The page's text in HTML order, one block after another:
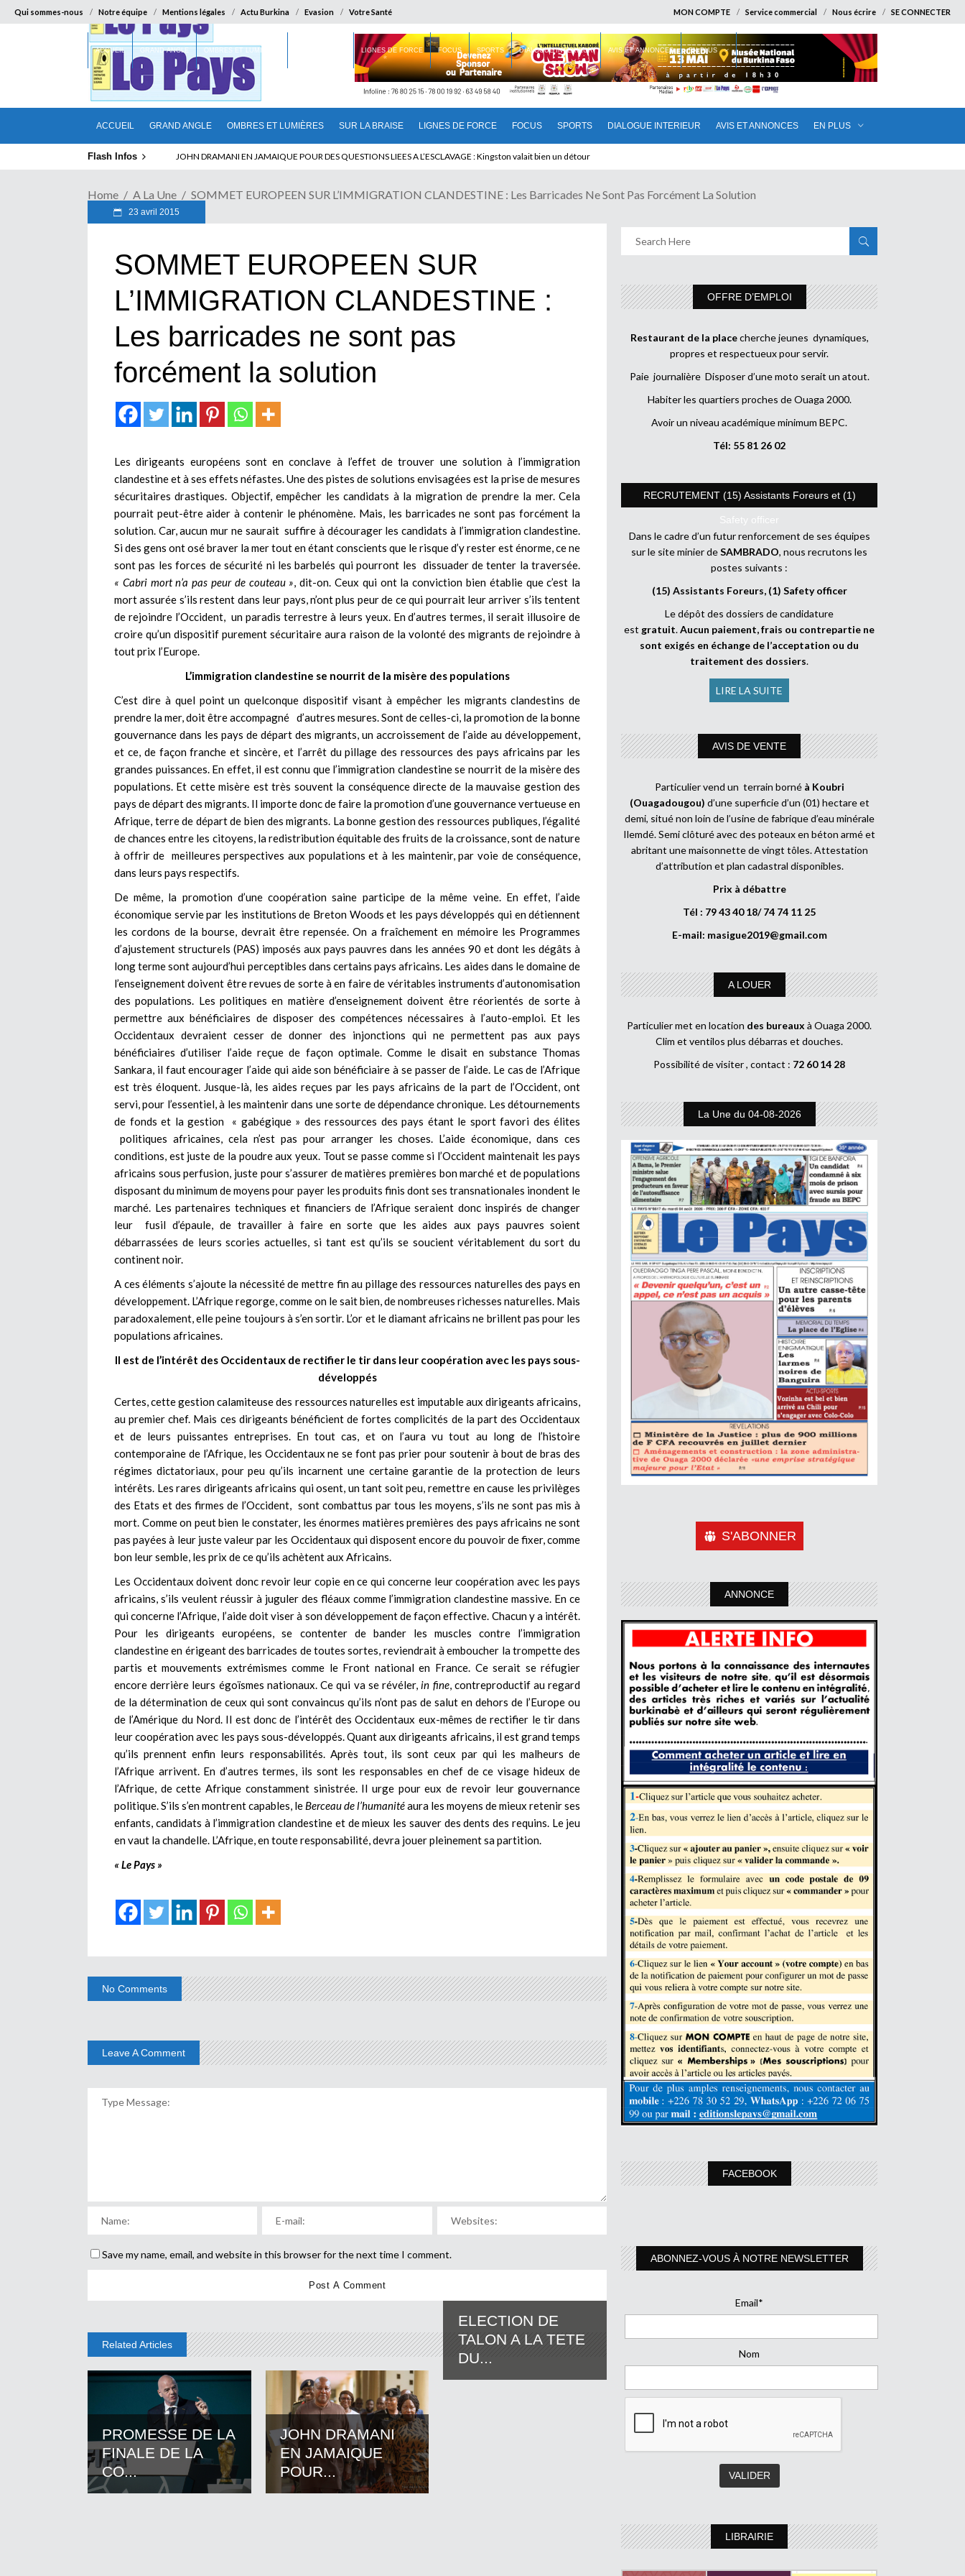
Qui sommes-nous Notre équipe Mentions légales Actu Burkina Evasion Votre Santé MON COMPTE Service commercial Nous écrire SE CONNECTER
ACCUEIL GRAND ANGLE OMBRES ET LUMIÈRES SUR LA BRAISE LIGNES DE FORCE FOCUS SPORTS DIALOGUE INTERIEUR AVIS ET ANNONCES EN PLUS
ACCUEIL GRAND ANGLE OMBRES ET LUMIÈRES LIGNES DE FORCE FOCUS SPORTS DIALOGUE INTERIEUR AVIS ET ANNONCES EN PLUS
Flash Infos ELECTION DE TALON A LA TETE DU SENAT BENINOIS : Quand Patrice quitte le pouvoir sans partir !
Home A La Une SOMMET EUROPEEN SUR L’IMMIGRATION CLANDESTINE : Les Barricades Ne Sont Pas Forcément La Solution
23 avril 2015
SOMMET EUROPEEN SUR
L’IMMIGRATION CLANDESTINE :
Les barricades ne sont pas
forcément la solution
Les dirigeants européens sont en conclave à l’effet de trouver une solution à l’immigration
clandestine et à ses effets néfastes. Une des pistes de solutions envisagées est la prise de mesures
sécuritaires drastiques. Objectif, empêcher les candidats à la migration de prendre la mer. Cela
pourrait peut-être aider à contenir le phénomène. Mais, les barricades ne sont pas forcément la
solution. Car, aucun mur ne saurait suffire à décourager les candidats à l’immigration clandestine.
Si des gens ont osé braver la mer tout en étant conscients que le risque d’y rester est énorme, ce ne
sont pas les forces de sécurité ni les barbelés qui pourront les dissuader de tenter la traversée.
« Cabri mort n’a pas peur de couteau », dit-on. Ceux qui ont la conviction bien établie que c’est la
mort assurée s’ils restent dans leur pays, n’ont plus peur de ce qui pourrait leur arriver s’ils tentent
de rejoindre l’Occident, un paradis terrestre à leurs yeux. En d’autres termes, il serait illusoire de
croire qu’un dispositif purement sécuritaire aura raison de la volonté des migrants de rejoindre à
tout prix l’Europe.
L’immigration clandestine se nourrit de la misère des populations
C’est dire à quel point un quelconque dispositif visant à empêcher les migrants clandestins de
prendre la mer, doit être accompagné d’autres mesures. Sont de celles-ci, la promotion de la bonne
gouvernance dans les pays de départ des migrants, un accroissement de l’aide au développement,
et ce, de façon franche et sincère, et l’arrêt du pillage des ressources des pays africains par les
grandes puissances. En effet, il est connu que l’immigration clandestine se nourrit de la misère des
populations. Et cette misère est très souvent la conséquence directe de la mauvaise gestion des
pays de départ des migrants. Il importe donc de faire la promotion d’une gouvernance vertueuse en
Afrique, terre de départ de bien des migrants. La bonne gestion des ressources publiques, l’égalité
de chances entre les citoyens, la redistribution équitable des fruits de la croissance, sont de nature
à offrir de meilleures perspectives aux populations et à les maintenir, par voie de conséquence,
dans leurs pays respectifs.
De même, la promotion d’une coopération saine participe de la même veine. En effet, l’aide
économique servie par les institutions de Breton Woods et les pays développés qui en détiennent
les cordons de la bourse, devrait être repensée. On a fraîchement en mémoire les Programmes
d’ajustement structurels (PAS) imposés aux pays pauvres dans les années 90 et dont les dégâts à
long terme sont aujourd’hui perceptibles dans certains pays africains. Les aides dans le domaine de
l’enseignement doivent être revues de sorte à en faire de véritables instruments d’autonomisation
des populations. Les politiques en matière d’enseignement doivent être réorientés de sorte à
permettre aux bénéficiaires de disposer des compétences nécessaires à l’auto-emploi. Et les
Occidentaux devraient cesser de donner des injonctions qui ne permettent pas aux pays
bénéficiaires d’utiliser l’aide reçue de façon optimale. Comme le disait en substance Thomas
Sankara, il faut encourager l’aide qui aide son bénéficiaire à se passer de l’aide. Le cas de l’Afrique
est très éloquent. Jusque-là, les aides reçues par les pays africains de la part de l’Occident, ont
servi, pour l’essentiel, à les maintenir dans une sorte de dépendance chronique. Les détournements
de fonds et la gestion « gabégique » des ressources des pays étant le sport favori des élites
politiques africaines, cela n’est pas pour arranger les choses. L’aide économique, dans ces
conditions, est juste de la poudre aux yeux. Tout se passe comme si l’Occident maintenait les pays
africains sous perfusion, juste pour s’assurer de matières premières bon marché et de populations
disposant du minimum de moyens pour payer les produits finis dont ses transnationales inondent le
marché. Les partenaires techniques et financiers de l’Afrique seraient donc inspirés de changer
leur fusil d’épaule, de travailler à faire en sorte que les aides aux pays pauvres soient
débarrassées de leurs scories actuelles, si tant est qu’ils se soucient véritablement du sort du
continent noir.
A ces éléments s’ajoute la nécessité de mettre fin au pillage des ressources naturelles des pays en
développement. L’Afrique regorge, comme on le sait bien, de nombreuses richesses naturelles. Mais
paradoxalement, elle peine toujours à s’en sortir. L’or et le diamant africains ne brillent pas pour les
populations africaines.
Il est de l’intérêt des Occidentaux de rectifier le tir dans leur coopération avec les pays sous-
développés
Certes, cette gestion calamiteuse des ressources naturelles est imputable aux dirigeants africains,
au premier chef. Mais ces dirigeants bénéficient de fortes complicités de la part des Occidentaux
et de leurs puissantes entreprises. En tout cas, et on l’aura vu tout au long de l’histoire
contemporaine de l’Afrique, les Occidentaux ne se font pas prier pour soutenir à bout de bras des
régimes dictatoriaux, pour peu qu’ils incarnent une certaine garantie de la protection de leurs
intérêts. Les rares dirigeants africains qui osent, un tant soit peu, remettre en cause les privilèges
des Etats et des firmes de l’Occident, sont combattus par tous les moyens, s’ils ne sont pas mis à
mort. Comme on peut bien le constater, les énormes matières premières des pays africains ne sont
pas payées à leur juste valeur par les Occidentaux qui disposent encore du pouvoir de fixer, comme
bon leur semble, les prix de ce qu’ils achètent aux Africains.
Les Occidentaux doivent donc revoir leur copie en ce qui concerne leur coopération avec les pays
africains, s’ils veulent réussir à juguler des fléaux comme l’immigration clandestine massive. En ce
qui concerne l’Afrique, l’aide doit viser à son développement de façon effective. Chacun y a intérêt.
Pour les dirigeants européens, se contenter de bander les muscles contre l’immigration
clandestine en érigeant des barricades de toutes sortes, reviendrait à emboucher la trompette des
partis et mouvements extrémismes comme le Front national en France. Ce serait se réfugier
encore derrière leurs égoïsmes nationaux. Ce qui va se révéler,in fine, contreproductif au regard
de la détermination de ceux qui sont convaincus qu’ils n’ont pas de salut en dehors de l’Europe ou
de l’Amérique du Nord. Il est donc de l’intérêt des Occidentaux eux-mêmes de rectifier le tir dans
leur coopération avec les pays sous-développés. Quant aux dirigeants africains, il est grand temps
qu’ils prennent enfin leurs responsabilités. Après tout, ils sont ceux par qui les malheurs de
l’Afrique arrivent. En d’autres termes, ils sont les responsables en chef de ce visage hideux de
l’Afrique, de cette Afrique constamment sinistrée. Il urge pour eux de revoir leur gouvernance
politique. S’ils s’en montrent capables, le Berceau de l’humanitéaura les moyens de mieux retenir ses
enfants, candidats à l’immigration clandestine et de mieux les sauver des dents des requins. Le jeu
en vaut la chandelle. L’Afrique, en toute responsabilité, devra jouer pleinement sa partition.
« Le Pays »
No Comments
Leave A Comment
Save my name, email, and website in this browser for the next time I comment.
Related Articles
PROMESSE DE LA
FINALE DE LA
CO...
JOHN DRAMANI
EN JAMAIQUE
POUR...
ELECTION DE
TALON A LA TETE
DU...
OFFRE D’EMPLOI
Restaurant de la placecherche jeunes dynamiques,
propres et respectueux pour servir.
Paie journalière Disposer d’une moto serait un atout.
Habiter les quartiers proches de Ouaga 2000.
Avoir un niveau académique minimum BEPC.
Tél: 55 81 26 02
RECRUTEMENT (15) Assistants Foreurs et (1)
Safety officer
Dans le cadre d’un futur renforcement de ses équipes
sur le site minier deSAMBRADO, nous recrutons les
postes suivants :
(15) Assistants Foreurs, (1) Safety officer
Le dépôt des dossiers de candidature
est gratuit.Aucun paiement, frais ou contrepartie ne
sont exigés en échange de l’acceptation ou du
traitement des dossiers.
LIRE LA SUITE
AVIS DE VENTE
Particulier vend un terrain borné à Koubri
(Ouagadougou) d’une superficie d’un (01) hectare et
demi, situé non loin de l’usine de fabrique d’eau minérale
Ilemdé. Semi clôturé avec des poteaux en béton armé et
abritant une maisonnette de vingt tôles. Attestation
d’attribution et plan cadastral disponibles.
Prix à débattre
Tél : 79 43 40 18/ 74 74 11 25
E-mail: masigue2019@gmail.com
A LOUER
Particulier met en location des bureaux à Ouaga 2000.
Clim et ventilos plus débarras et douches.
Possibilité de visiter , contact : 72 60 14 28
La Une du 04-08-2026
S'ABONNER
ANNONCE
FACEBOOK
ABONNEZ-VOUS À NOTRE NEWSLETTER
Email*
Nom
LIBRAIRIE